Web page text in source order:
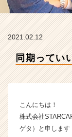
2021.02.12
同期ってい
こんにちは！
株式会社
ゲタ）と申します